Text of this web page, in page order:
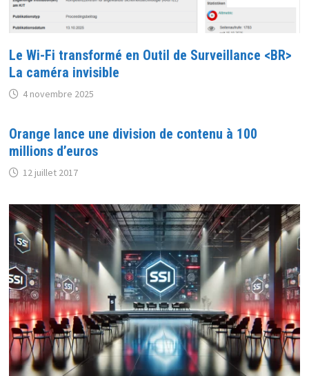
Le Wi-Fi transformé en Outil de Surveillance <BR>
La caméra invisible
4 novembre 2025
Orange lance une division de contenu à 100
millions d’euros
12 juillet 2017